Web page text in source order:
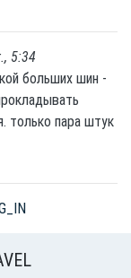
5:34
больших шин -
только пара штук